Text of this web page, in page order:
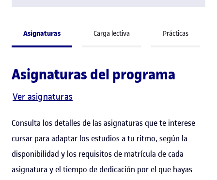
Asignaturas Carga lectiva Prácticas
Asignaturas del programa
Ver asignaturas
Consulta los detalles de las asignaturas que te interese
cursar para adaptar los estudios a tu ritmo, según la
disponibilidad y los requisitos de matrícula de cada
asignatura y el tiempo de dedicación por el que hayas